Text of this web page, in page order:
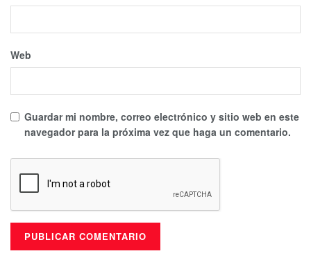
Web
Guardar mi nombre, correo electrónico y sitio web en este
navegador para la próxima vez que haga un comentario.